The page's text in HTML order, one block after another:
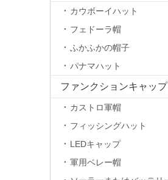
カウボーイハット
フェドーラ帽
ふかふかの帽子
パナマハット
ファンクションキャップ
カストロ軍帽
フィッシングハット
LEDキャップ
軍用ベレー帽